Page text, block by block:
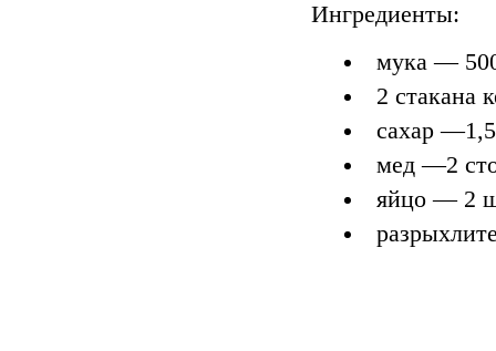
Ингредиенты:
мука —
2 стакана
сахар —1,5
мед —2
яйцо — 2